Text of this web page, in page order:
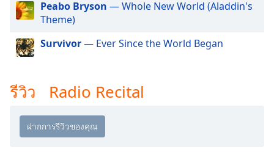
Escape
cancel
and
window.
Peabo Bryson — Whole New World (Aladdin's
Theme)
Survivor— Ever Since the World Began
รีวิว Radio Recital